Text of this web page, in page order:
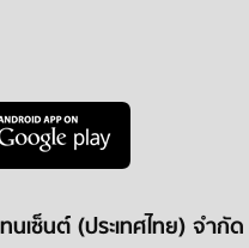
นเซ็นต์ (ประเทศไทย) จำกัด